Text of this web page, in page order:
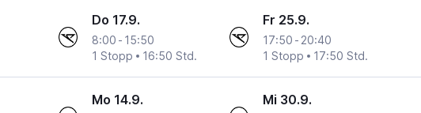
Do 17.9.
8:00 - 15:50
1 Stopp
16:50 Std.
Fr 25.9.
17:50 - 20:40
1 Stopp
17:50 Std.
Mo 14.9. Mi 30.9.